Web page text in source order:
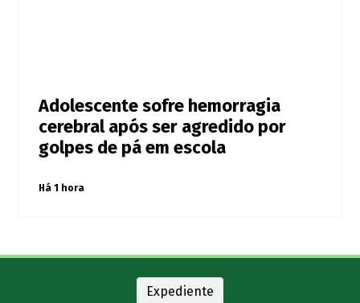
Adolescente sofre hemorragia
cerebral após ser agredido por
golpes de pá em escola
Há 1 hora
Expediente